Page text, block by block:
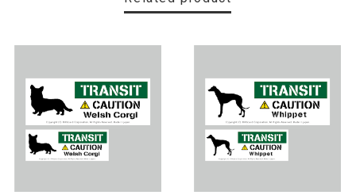
【送料無料】TOYOTA Parking Onlyサインボード パーキングオンリー ヴィンテージ風 サインプレート トヨタ ガレージサイン アメリカ雑貨 アメリカン雑貨 壁飾り ウォールデコレーション 壁面装飾 おしゃれ インテリア 雑貨
2025/04/25
サビ感がとても味がありカッコ良いです。 カ—ポ—トに